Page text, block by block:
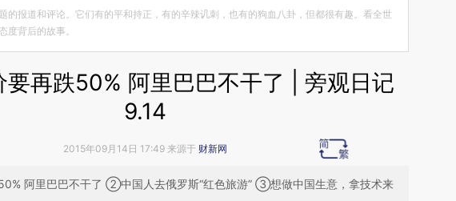
的报道和评论。它们有的平和持正，有的辛辣讥刺，也有的狗血八卦，但都很有趣。看全世
度背后的故事。
要再跌50% 阿里巴巴不干了 | 旁观日记
9.14
2015年09月14日 17:49 来源于 财新网
阿里巴巴不干了 ②中国人去俄罗斯“红色旅游” ③想做中国生意，拿技术来